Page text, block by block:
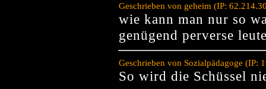
Geschrieben von geheim (IP:
wie kann man nur so
genügend perverse
Geschrieben von Sozialpädagoge (IP:
So wird die Schüssel